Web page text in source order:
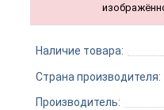
Наличие товара:
Страна производителя:
Производитель: